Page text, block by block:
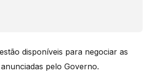
disponíveis para negociar as
pelo Governo.